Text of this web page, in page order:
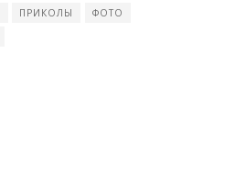
ПРИКОЛЫ
ФОТО